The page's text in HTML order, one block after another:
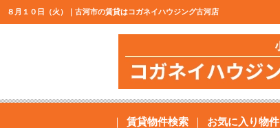
８月１０日（火）｜古河市の賃貸はコガネイハウジング古河店
賃貸物件検索 お気に入り物件